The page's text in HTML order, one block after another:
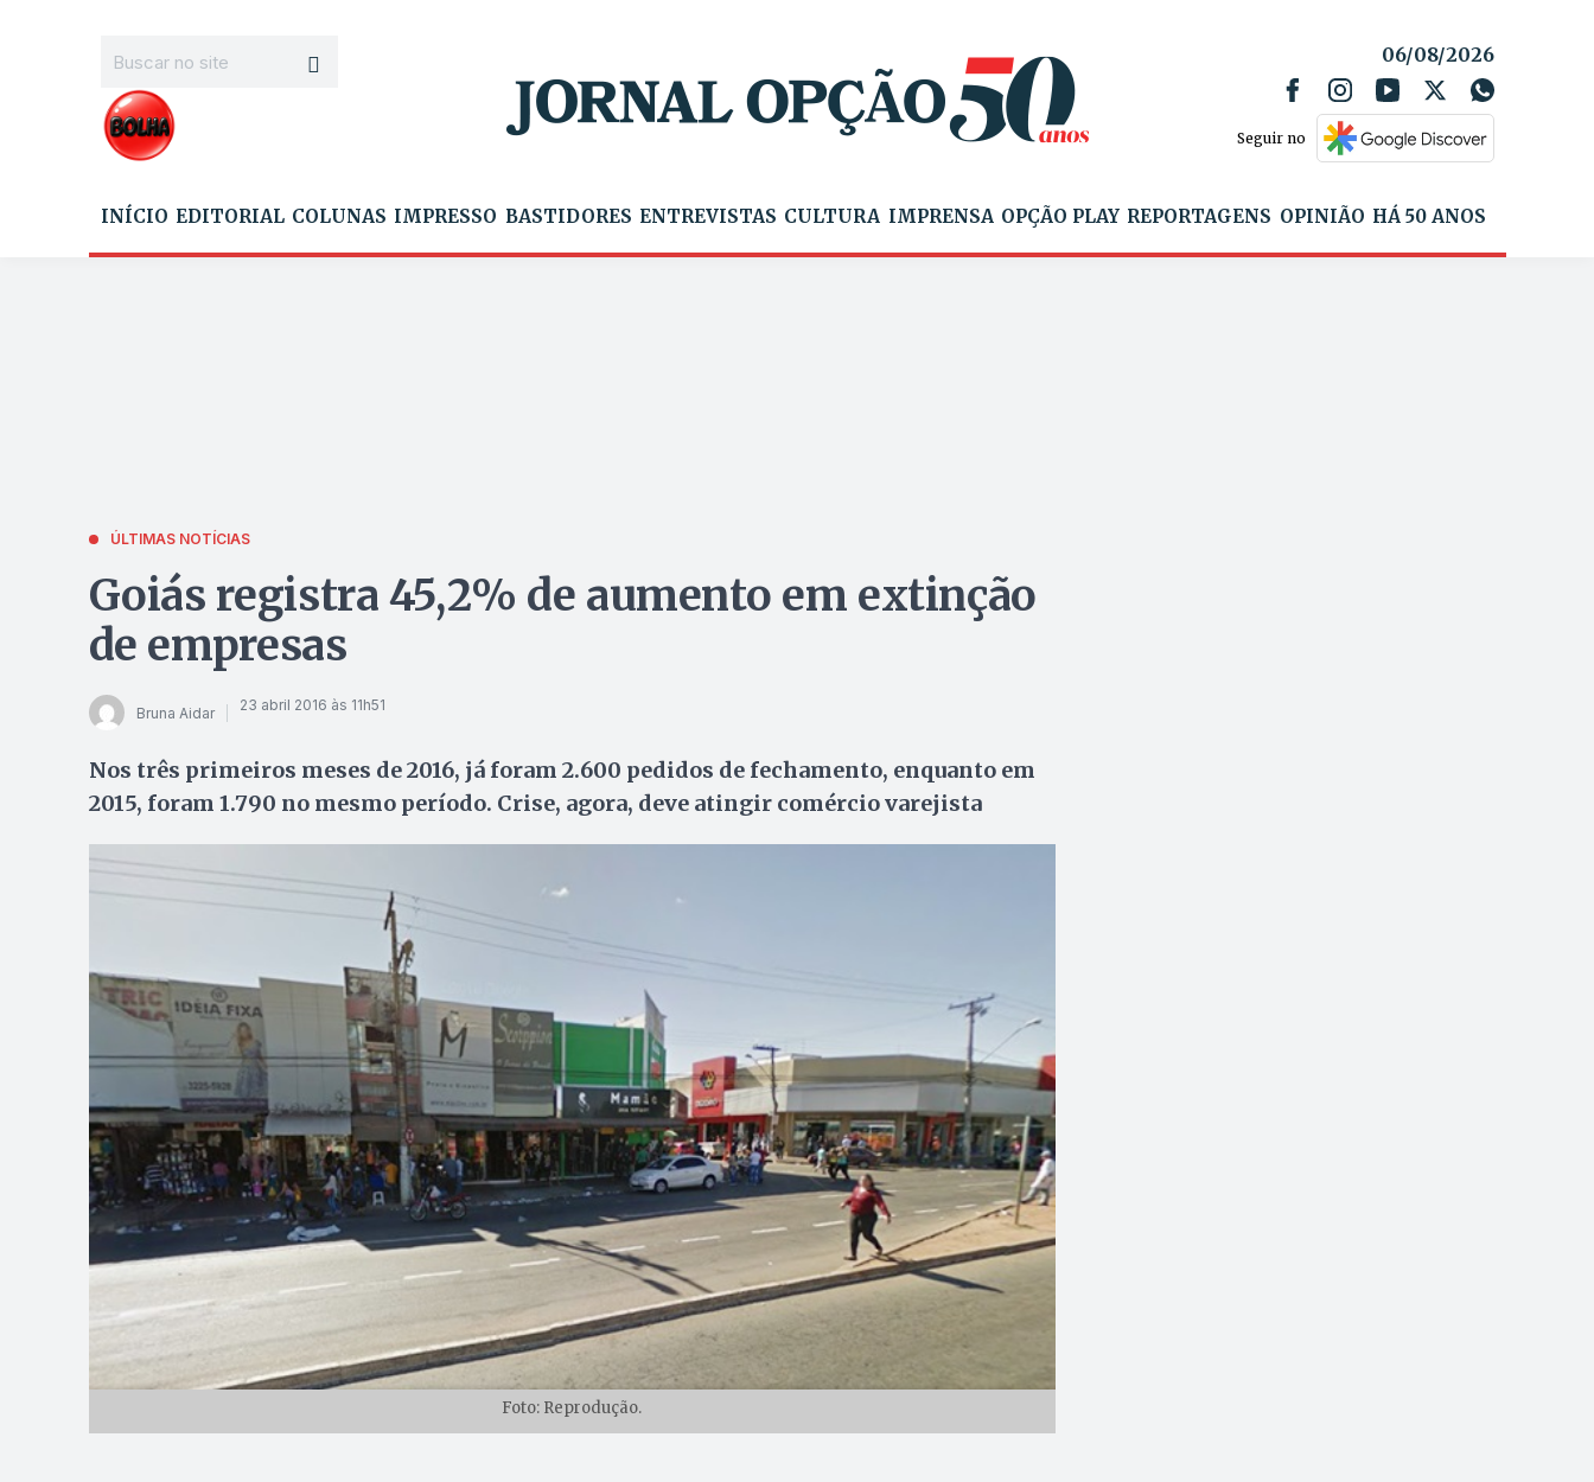
06/08/2026
Seguir no
INÍCIO EDITORIAL COLUNAS IMPRESSO BASTIDORES ENTREVISTAS CULTURA IMPRENSA OPÇÃO PLAY REPORTAGENS OPINIÃO HÁ 50 ANOS
ÚLTIMAS NOTÍCIAS
Goiás registra 45,2% de aumento em extinção
de empresas
Bruna Aidar 23 abril 2016 às 11h51
Nos três primeiros meses de 2016, já foram 2.600 pedidos de fechamento, enquanto em
2015, foram 1.790 no mesmo período. Crise, agora, deve atingir comércio varejista
Foto: Reprodução.